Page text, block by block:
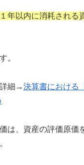
１年以内に消耗される
。
細→決算書における
は、資産の評価原価